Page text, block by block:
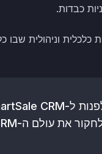
כבדות.
כלכלית וניהולית